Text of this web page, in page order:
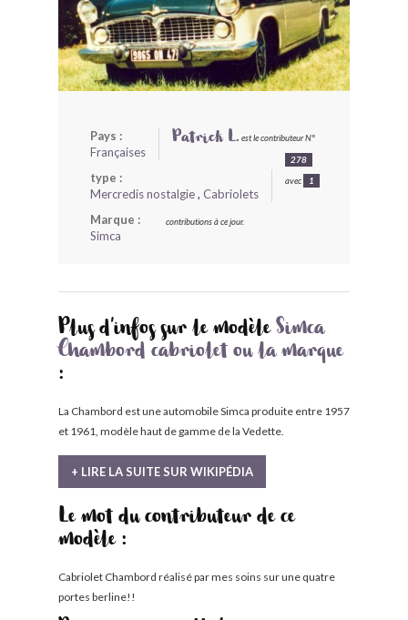
Pays :
Françaises
type :
Mercredis nostalgie, Cabriolets
Marque :
Simca
Patrick L. est le contributeur N°
278
avec 1
contributions à ce jour.
Plus d'infos sur le modèle Simca
Chambord cabriolet ou la marque
:
La Chambord est une automobile Simca produite entre 1957
et 1961, modèle haut de gamme de la Vedette.
+ LIRE LA SUITE SUR WIKIPÉDIA
Le mot du contributeur de ce
modèle :
Cabriolet Chambord réalisé par mes soins sur une quatre
portes berline!!